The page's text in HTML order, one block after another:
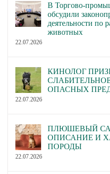
В Торгово-
обсудили
деятельности по
животных
22.07.2026
КИНОЛОГ
ОПАСНЫХ
22.07.2026
ПЛЮШЕВЫЙ
ОПИСАНИЕ И
ПОРОДЫ
22.07.2026